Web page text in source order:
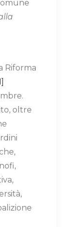
Riforma
oltre